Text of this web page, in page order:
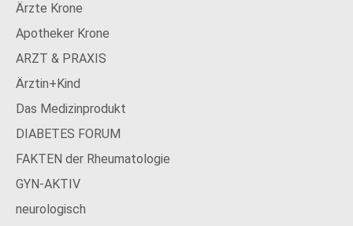
Ärzte Krone
Apotheker Krone
ARZT & PRAXIS
Ärztin+Kind
Das Medizinprodukt
DIABETES FORUM
FAKTEN der Rheumatologie
GYN-AKTIV
neurologisch